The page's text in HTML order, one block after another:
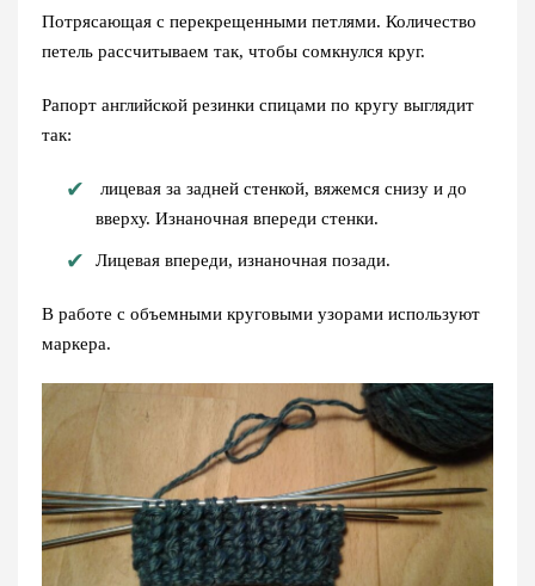
Потрясающая с перекрещенными петлями. Количество
петель рассчитываем так, чтобы сомкнулся круг.
Рапорт английской резинки спицами по кругу выглядит
так:
лицевая за задней стенкой, вяжемся снизу и до
вверху. Изнаночная впереди стенки.
Лицевая впереди, изнаночная позади.
В работе с объемными круговыми узорами используют
маркера.